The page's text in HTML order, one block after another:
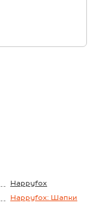
Happyfox
Happyfox: Шапки